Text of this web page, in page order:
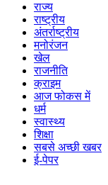
राज्य
राष्ट्रीय
अंतर्राष्ट्रीय
मनोरंजन
खेल
राजनीति
क्राइम
आज फोकस में
धर्म
स्वास्थ्य
शिक्षा
सबसे अच्छी खबर
ई-पेपर